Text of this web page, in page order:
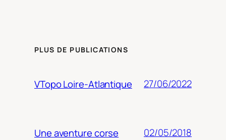
PLUS DE PUBLICATIONS
VTopo Loire-Atlantique 27/06/2022
Une aventure corse 02/05/2018